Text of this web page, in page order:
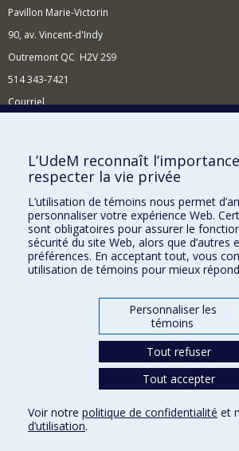
Pavillon Marie-Victorin
90, av. Vincent-d'Indy
Outremont QC H2V 2S9
514 343-7421
Courriel
Comment soutenir l'École?
BESOIN D'AIDE?
Plan du site
Signaler une erreur
Accessibilité
FACULTÉ DES ARTS ET DES SCIENCES
Nos départements et écoles
Conditions d’utilisation
L’UdeM reconnaît
respecter la vie privée
L’utilisation de témoins nous permet
personnaliser votre expérience Web.
sont obligatoires pour assurer le
sécurité du site Web, alors que d’autres
préférences. En acceptant tout, vous
utilisation de témoins pour mieux
Personnaliser les
témoins
Tout refuser
Tout accepter
Voir notre politique de confidentialité et
d’utilisation.